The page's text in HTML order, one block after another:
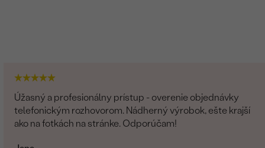
Úžasný a profesionálny prístup - overenie objednávky
telefonickým rozhovorom. Nádherný výrobok, ešte krajší
ako na fotkách na stránke. Odporúčam!